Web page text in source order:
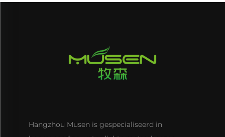
Hangzhou Musen is gespecialiseerd in